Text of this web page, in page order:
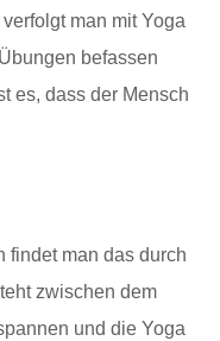
man mit Yoga
befassen
es, dass der Mensch
findet man das durch
zwischen dem
und die Yoga